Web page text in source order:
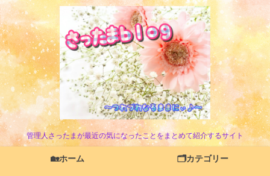
管理人さったまが最近の気になったことをまとめて紹介するサイト
🏡ホーム 🗂️カテゴリー